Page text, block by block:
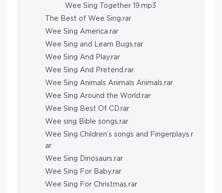
Wee Sing Together 19.mp3
The Best of Wee Sing.rar
Wee Sing America.rar
Wee Sing and Learn Bugs.rar
Wee Sing And Play.rar
Wee Sing And Pretend.rar
Wee Sing Animals Animals Animals.rar
Wee Sing Around the World.rar
Wee Sing Best Of CD.rar
Wee sing Bible songs.rar
Wee Sing Children’s songs and Fingerplays.r
ar
Wee Sing Dinosaurs.rar
Wee Sing For Baby.rar
Wee Sing For Christmas.rar